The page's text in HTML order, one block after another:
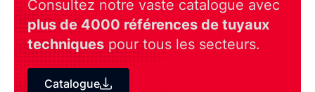
Consultez notre vaste catalogue avec
plus de 4000 références de tuyaux
techniques pour tous les secteurs.
Catalogue